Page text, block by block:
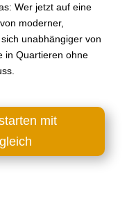
Wer jetzt auf eine
moderner,
unabhängiger von
in Quartieren ohne
mit